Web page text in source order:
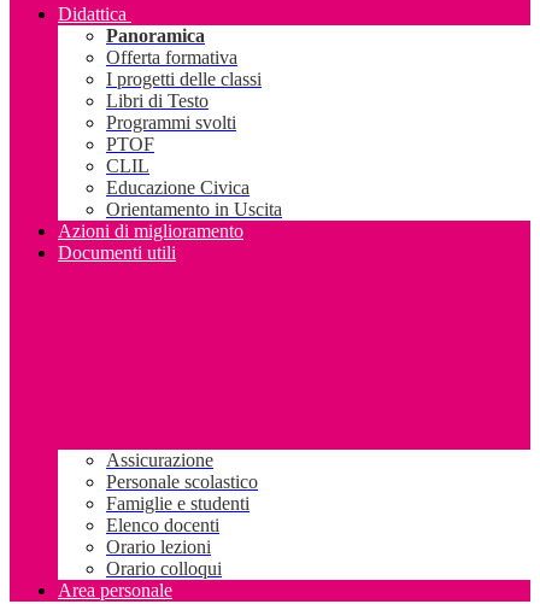
Didattica
Panoramica
Offerta formativa
I progetti delle classi
Libri di Testo
Programmi svolti
PTOF
CLIL
Educazione Civica
Orientamento in Uscita
Azioni di miglioramento
Documenti utili
Assicurazione
Personale scolastico
Famiglie e studenti
Elenco docenti
Orario lezioni
Orario colloqui
Area personale